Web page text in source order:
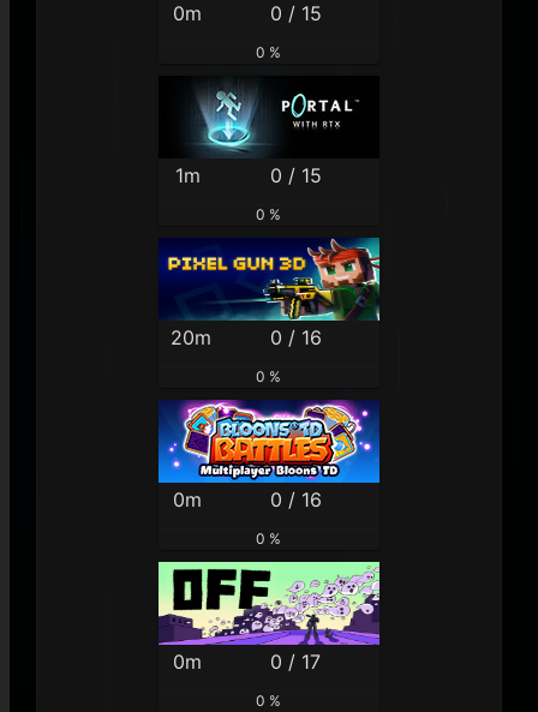
0m 0 / 15
0 %
1m 0 / 15
0 %
20m 0 / 16
0 %
0m 0 / 16
0 %
0m 0 / 17
0 %